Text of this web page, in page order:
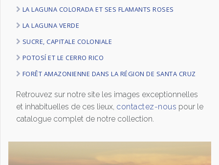
LA LAGUNA COLORADA ET SES FLAMANTS ROSES
LA LAGUNA VERDE
SUCRE, CAPITALE COLONIALE
POTOSÍ ET LE CERRO RICO
FORÊT AMAZONIENNE DANS LA RÉGION DE SANTA CRUZ
Retrouvez sur notre site les images exceptionnelles
et inhabituelles de ces lieux, contactez-nous pour le
catalogue complet de notre collection.